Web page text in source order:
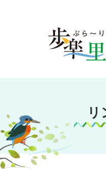
文
キ
プ
歩楽
りリ